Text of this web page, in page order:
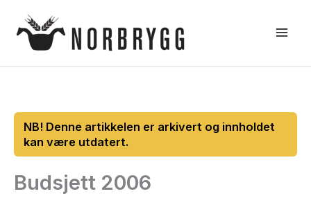
rett
Budsjett 2006